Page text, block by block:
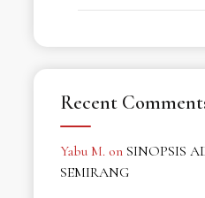
Recent
Yabu M. on SINOPSIS
SEMIRANG